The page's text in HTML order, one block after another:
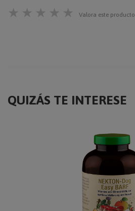
★ ★ ★ ★ ★ Valora este producto
QUIZÁS TE INTERESE